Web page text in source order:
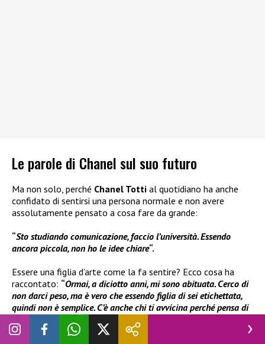
Le parole di Chanel sul suo futuro
Ma non solo, perché Chanel Totti al quotidiano ha anche
confidato di sentirsi una persona normale e non avere
assolutamente pensato a cosa fare da grande:
“Sto studiando comunicazione, faccio l’università. Essendo
ancora piccola, non ho le idee chiare“.
Essere una figlia d’arte come la fa sentire? Ecco cosa ha
raccontato: “Ormai, a diciotto anni, mi sono abituata. Cerco di
non darci peso, ma è vero che essendo figlia di sei etichettata,
quindi non è semplice. C’è anche chi ti avvicina perché pensa di
piccola cerchia, gli amici di sempre. Mi sento una persona